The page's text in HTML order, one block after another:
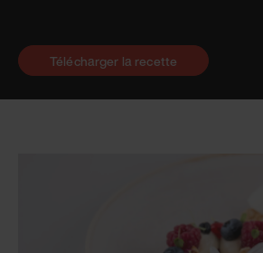
Télécharger la recette